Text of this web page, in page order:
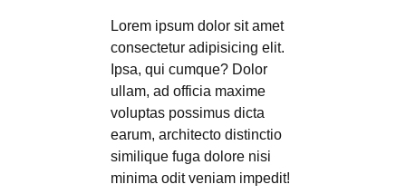
Lorem ipsum dolor sit amet
consectetur adipisicing elit.
Ipsa, qui cumque? Dolor
ullam, ad officia maxime
voluptas possimus dicta
earum, architecto distinctio
similique fuga dolore nisi
minima odit veniam impedit!